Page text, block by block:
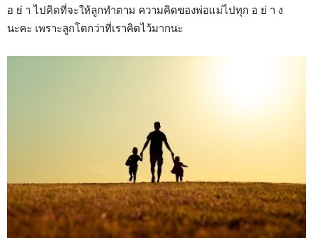
อ ย่ า ไปคิดที่จะให้ลูกทำตาม ความคิดของพ่อแม่ไปทุก อ ย่ า ง
นะคะ เพราะลูกโตกว่าที่เราคิดไว้มากนะ